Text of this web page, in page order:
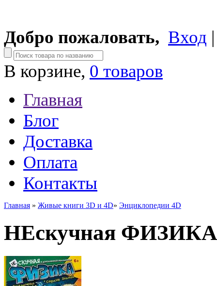
Добро пожаловать, Вход
В корзине, 0 товаров
Главная
Блог
Доставка
Оплата
Контакты
Главная » Живые книги 3D и 4D» Энциклопедии 4D
НЕскучная ФИЗИКА